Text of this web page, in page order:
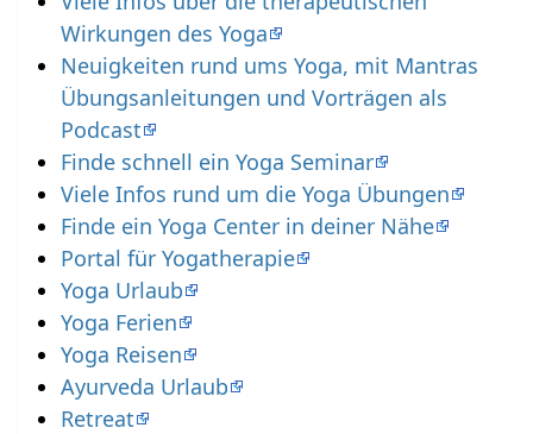
Wirkungen des Yoga
Neuigkeiten rund ums Yoga, mit Mantras
Übungsanleitungen und Vorträgen als
Podcast
Finde schnell ein Yoga Seminar
Viele Infos rund um die Yoga Übungen
Finde ein Yoga Center in deiner Nähe
Portal für Yogatherapie
Yoga Urlaub
Yoga Ferien
Yoga Reisen
Ayurveda Urlaub
Retreat